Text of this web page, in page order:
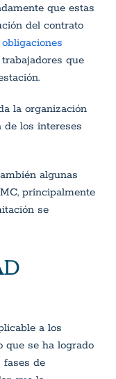
que estas
del contrato
obligaciones
que
la organización
los intereses
algunas
principalmente
se
a los
que se ha logrado
fases de